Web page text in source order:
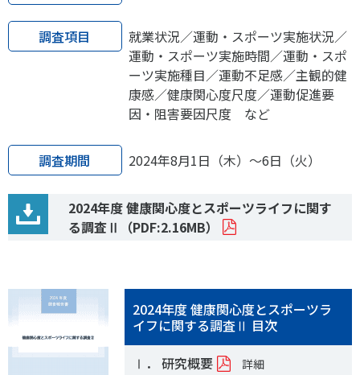
調査項目
就業状況／運動・スポーツ実施状況／
運動・スポーツ実施時間／運動・スポ
ーツ実施種目／運動不足感／主観的健
康感／健康関心度尺度／運動促進要
因・阻害要因尺度 など
調査期間 2024年8月1日（木）～6日（火）
2024年度 健康関心度とスポーツライフに関す
る調査Ⅱ
（PDF:2.16MB）
2024年度 健康関心度とスポーツラ
イフに関する調査Ⅱ 目次
Ⅰ． 研究概要
詳細